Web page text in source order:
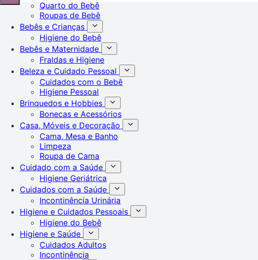
Quarto do Bebê
Roupas de Bebê
Bebês e Crianças
Higiene do Bebê
Bebês e Maternidade
Fraldas e Higiene
Beleza e Cuidado Pessoal
Cuidados com o Bebê
Higiene Pessoal
Brinquedos e Hobbies
Bonecas e Acessórios
Casa, Móveis e Decoração
Cama, Mesa e Banho
Limpeza
Roupa de Cama
Cuidado com a Saúde
Higiene Geriátrica
Cuidados com a Saúde
Incontinência Urinária
Higiene e Cuidados Pessoais
Higiene do Bebê
Higiene e Saúde
Cuidados Adultos
Incontinência